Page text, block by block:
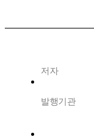
저자
발행기관